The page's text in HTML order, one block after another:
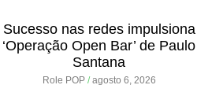
Sucesso nas redes impulsiona
‘Operação Open Bar’ de Paulo
Santana
Role POP agosto 6, 2026